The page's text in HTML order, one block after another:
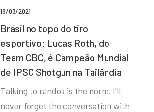
18/03/2021
Brasil no topo do tiro
esportivo: Lucas Roth, do
Team CBC, é Campeão Mundial
de IPSC Shotgun na Tailândia
Talking to randos is the norm. I’ll
never forget the conversation with